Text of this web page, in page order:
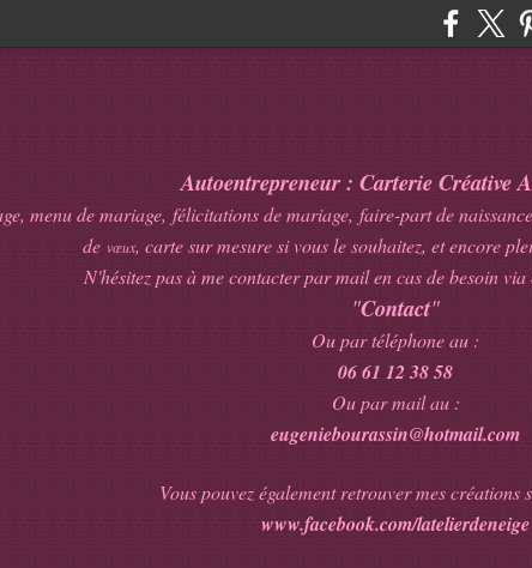
Autoentrepreneur : Carterie Créative
menu de mariage, félicitations de mariage, faire-part de
de vœux, carte sur mesure si vous le souhaitez, et encore
N'hésitez pas à me contacter par mail en cas de besoin
"Contact"
Ou par téléphone au :
06 61 12 38 58
Ou par mail au :
eugeniebourassin@hotmail.com
Vous pouvez également retrouver mes créations
www.facebook.com/latelierdeneige